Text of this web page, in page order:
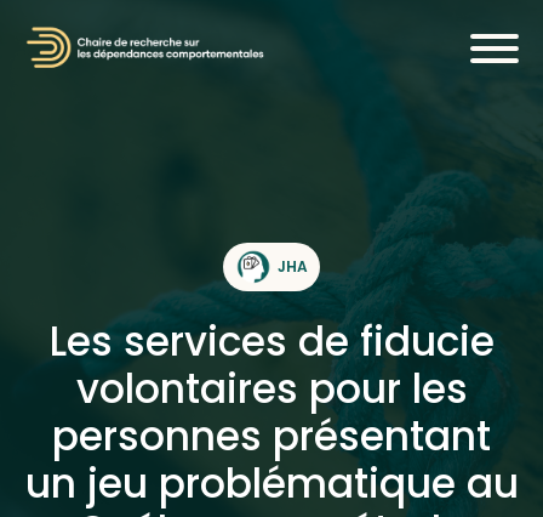
JHA
Les services de fiducie
volontaires pour les
personnes présentant
un jeu problématique au